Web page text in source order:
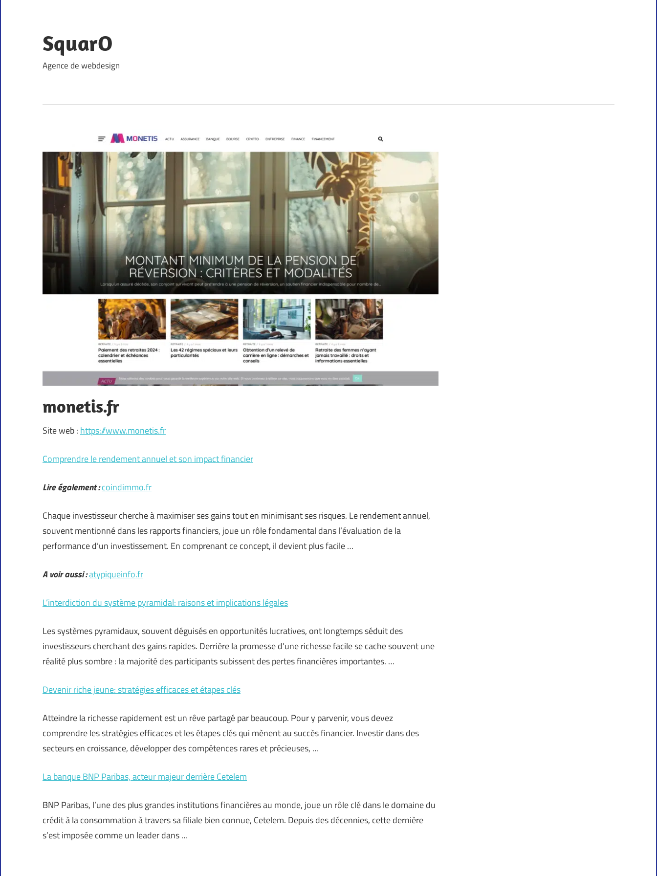
content
SquarO
Agence de webdesign
monetis.fr
Site web : https://www.monetis.fr
Comprendre le rendement annuel et son impact financier
Lire également :coindimmo.fr
Chaque investisseur cherche à maximiser ses gains tout en minimisant ses risques. Le rendement annuel,
souvent mentionné dans les rapports financiers, joue un rôle fondamental dans l’évaluation de la
performance d’un investissement. En comprenant ce concept, il devient plus facile …
A voir aussi :atypiqueinfo.fr
L’interdiction du système pyramidal: raisons et implications légales
Les systèmes pyramidaux, souvent déguisés en opportunités lucratives, ont longtemps séduit des
investisseurs cherchant des gains rapides. Derrière la promesse d’une richesse facile se cache souvent une
réalité plus sombre : la majorité des participants subissent des pertes financières importantes. …
Devenir riche jeune: stratégies efficaces et étapes clés
Atteindre la richesse rapidement est un rêve partagé par beaucoup. Pour y parvenir, vous devez
comprendre les stratégies efficaces et les étapes clés qui mènent au succès financier. Investir dans des
secteurs en croissance, développer des compétences rares et précieuses, …
La banque BNP Paribas, acteur majeur derrière Cetelem
BNP Paribas, l’une des plus grandes institutions financières au monde, joue un rôle clé dans le domaine du
crédit à la consommation à travers sa filiale bien connue, Cetelem. Depuis des décennies, cette dernière
s’est imposée comme un leader dans …